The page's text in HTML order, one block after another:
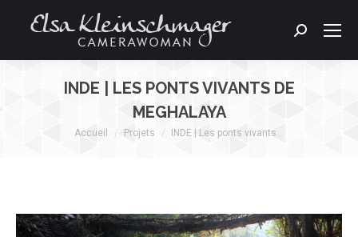
Search:
INDE | LES PONTS VIVANTS DE
MEGHALAYA
Vous êtes ici :
Accueil Projets INDE | Les ponts vivants…